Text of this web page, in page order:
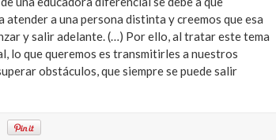
a una persona distinta y creemos que esa
y salir adelante. (…) Por ello, al tratar este tema
lo que queremos es transmitirles a nuestros
obstáculos, que siempre se puede salir